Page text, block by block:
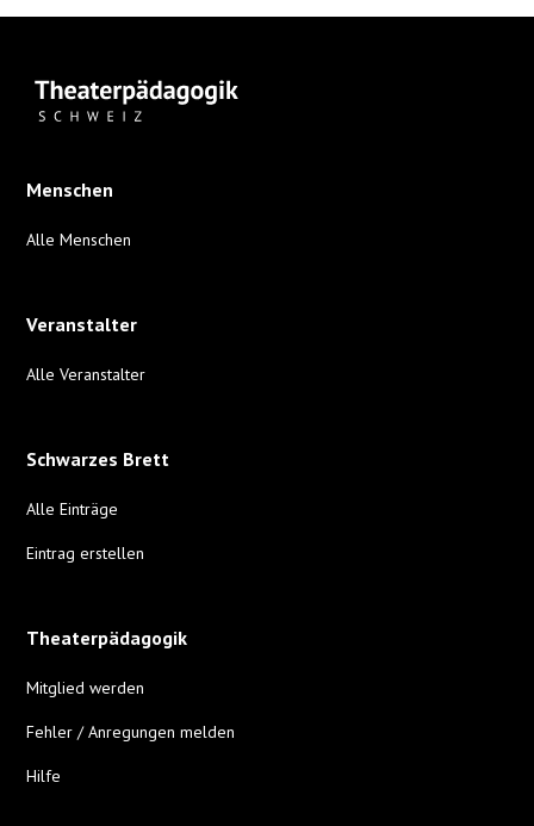
Menschen
Alle Menschen
Veranstalter
Alle Veranstalter
Schwarzes Brett
Alle Einträge
Eintrag erstellen
Theaterpädagogik
Mitglied werden
Fehler / Anregungen melden
Hilfe